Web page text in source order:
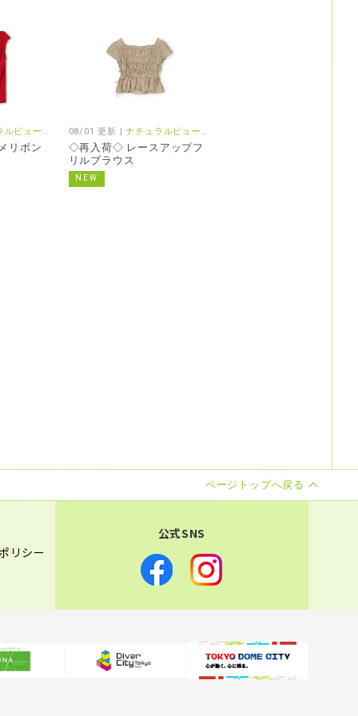
ーシック/プロポーション
リボン
08/01 更新 |ナチュラルビューティーベーシック/プロポーション
◇再入荷◇ レースアップフ
リルブラウス
NEW
ページトップへ戻る
リシー
公式SNS